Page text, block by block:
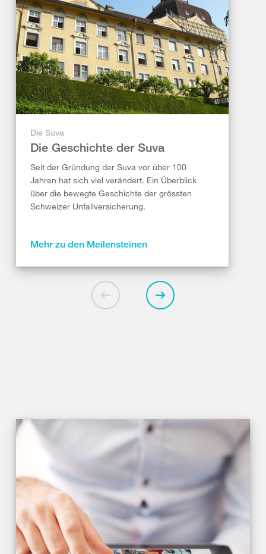
Die Suva
Die Geschichte der Suva
Seit der Gründung der Suva vor über 100
Jahren hat sich viel verändert. Ein Überblick
über die bewegte Geschichte der grössten
Schweizer Unfallversicherung.
Mehr zu den Meilensteinen